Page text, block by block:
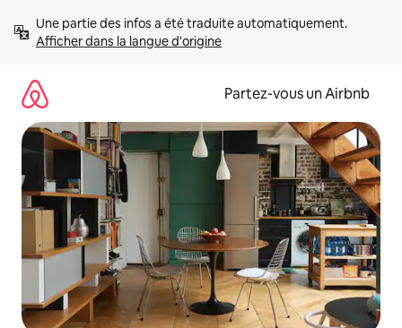
directement
Afficher dans la langue d'origine
Partez-vous un Airbnb